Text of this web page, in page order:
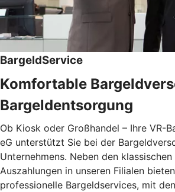
BargeldService
Komfortable
Bargeldentsorgung
Ob Kiosk oder Großhandel – Ihre VR-
eG unterstützt Sie bei der
Unternehmens. Neben den
Auszahlungen in unseren Filialen
professionelle Bargeldservices, mit